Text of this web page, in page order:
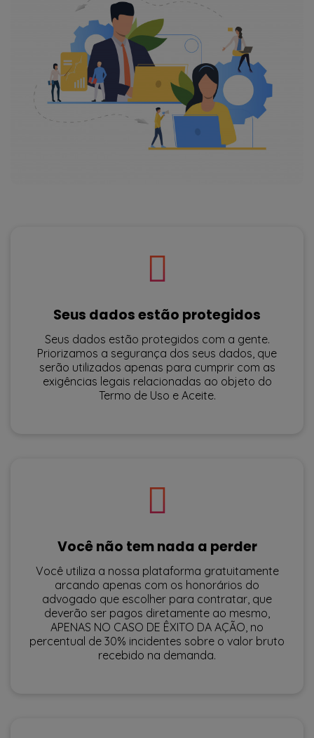
Seus dados estão protegidos
Seus dados estão protegidos com a gente.
Priorizamos a segurança dos seus dados, que
serão utilizados apenas para cumprir com as
exigências legais relacionadas ao objeto do
Termo de Uso e Aceite.
Você não tem nada a perder
Você utiliza a nossa plataforma gratuitamente
arcando apenas com os honorários do
advogado que escolher para contratar, que
deverão ser pagos diretamente ao mesmo,
APENAS NO CASO DE ÊXITO DA AÇÃO, no
percentual de 30% incidentes sobre o valor bruto
recebido na demanda.